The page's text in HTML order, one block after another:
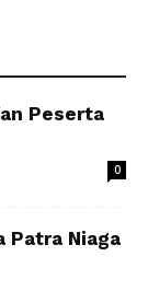
Peserta
0
Patra Niaga